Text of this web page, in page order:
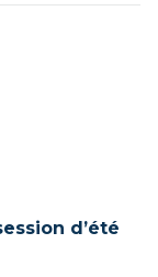
d’été